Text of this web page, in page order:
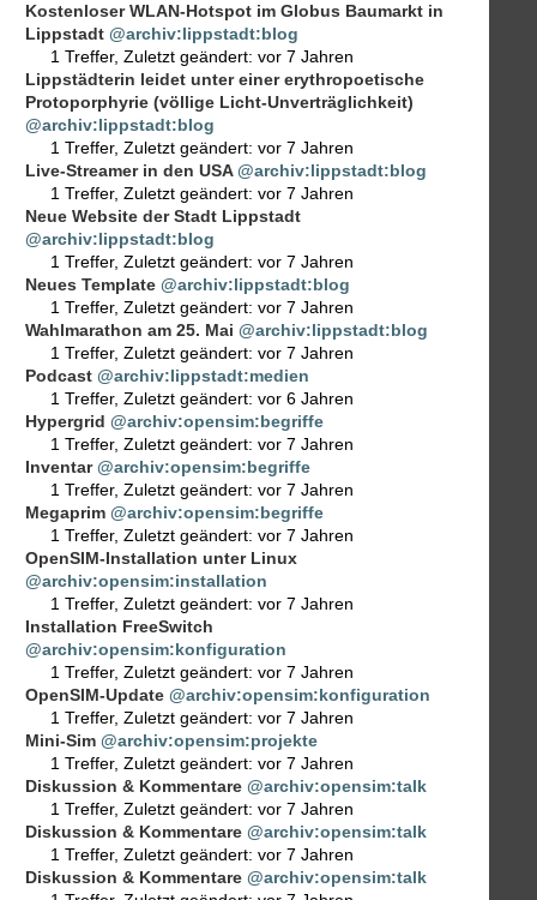
Kostenloser WLAN-Hotspot im Globus Baumarkt in
Lippstadt @archiv:lippstadt:blog
1 Treffer, Zuletzt geändert: vor 7 Jahren
Lippstädterin leidet unter einer erythropoetische
Protoporphyrie (völlige Licht-Unverträglichkeit)
@archiv:lippstadt:blog
1 Treffer, Zuletzt geändert: vor 7 Jahren
Live-Streamer in den USA @archiv:lippstadt:blog
1 Treffer, Zuletzt geändert: vor 7 Jahren
Neue Website der Stadt Lippstadt
@archiv:lippstadt:blog
1 Treffer, Zuletzt geändert: vor 7 Jahren
Neues Template @archiv:lippstadt:blog
1 Treffer, Zuletzt geändert: vor 7 Jahren
Wahlmarathon am 25. Mai @archiv:lippstadt:blog
1 Treffer, Zuletzt geändert: vor 7 Jahren
Podcast @archiv:lippstadt:medien
1 Treffer, Zuletzt geändert: vor 6 Jahren
Hypergrid @archiv:opensim:begriffe
1 Treffer, Zuletzt geändert: vor 7 Jahren
Inventar @archiv:opensim:begriffe
1 Treffer, Zuletzt geändert: vor 7 Jahren
Megaprim @archiv:opensim:begriffe
1 Treffer, Zuletzt geändert: vor 7 Jahren
OpenSIM-Installation unter Linux
@archiv:opensim:installation
1 Treffer, Zuletzt geändert: vor 7 Jahren
Installation FreeSwitch
@archiv:opensim:konfiguration
1 Treffer, Zuletzt geändert: vor 7 Jahren
OpenSIM-Update @archiv:opensim:konfiguration
1 Treffer, Zuletzt geändert: vor 7 Jahren
Mini-Sim @archiv:opensim:projekte
1 Treffer, Zuletzt geändert: vor 7 Jahren
Diskussion & Kommentare @archiv:opensim:talk
1 Treffer, Zuletzt geändert: vor 7 Jahren
Diskussion & Kommentare @archiv:opensim:talk
1 Treffer, Zuletzt geändert: vor 7 Jahren
Diskussion & Kommentare @archiv:opensim:talk